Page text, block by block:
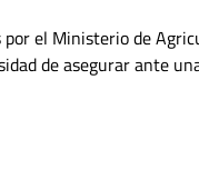
el Ministerio de
de asegurar ante